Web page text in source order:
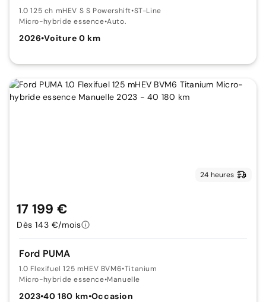
1.0 125 ch mHEV S S Powershift•ST-Line
Micro-hybride essence•Auto.
2026•Voiture 0 km
24 heures
Ford PUMA
1.0 Flexifuel 125 mHEV BVM6•Titanium
Micro-hybride essence•Manuelle
2023•40 180 km•Occasion
17 199 €
Dès 143 €/mois